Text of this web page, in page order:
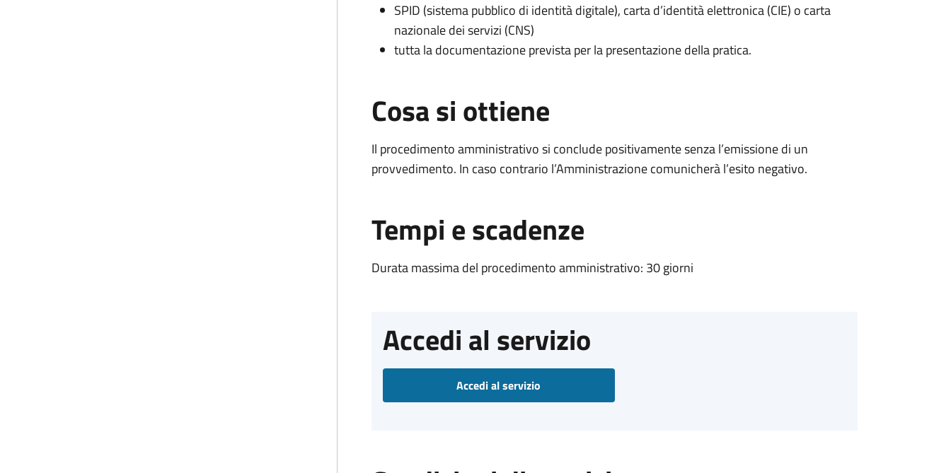
SPID (sistema pubblico di identità digitale), carta d’identità elettronica (CIE) o carta
nazionale dei servizi (CNS)
tutta la documentazione prevista per la presentazione della pratica.
Cosa si ottiene
Il procedimento amministrativo si conclude positivamente senza l’emissione di un
provvedimento. In caso contrario l’Amministrazione comunicherà l’esito negativo.
Tempi e scadenze
Durata massima del procedimento amministrativo: 30 giorni
Accedi al servizio
Accedi al servizio